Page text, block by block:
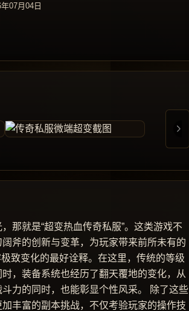
07月04日
那就是“超变热血传奇私服”。这类游戏不
斧的创新与变革，为玩家带来前所未有的
致变化的最好诠释。在这里，传统的等级
，装备系统也经历了翻天覆地的变化，从
力的同时，也能彰显个性风采。 除了这些
丰富的副本挑战，不仅考验玩家的操作技